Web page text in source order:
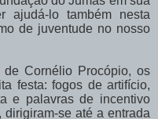
ajudá-lo também nesta
de juventude no nosso
Cornélio Procópio, os
festa: fogos de artifício,
e palavras de incentivo
se até a entrada